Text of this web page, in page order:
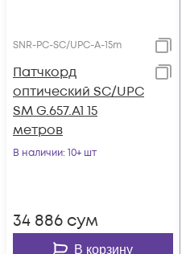
SNR-PC-SC/UPC-A-15m
Патчкорд
оптический SC/UPC
SM G.657.A1 15
метров
В наличии: 10+ шт
34 886 сум
В корзину